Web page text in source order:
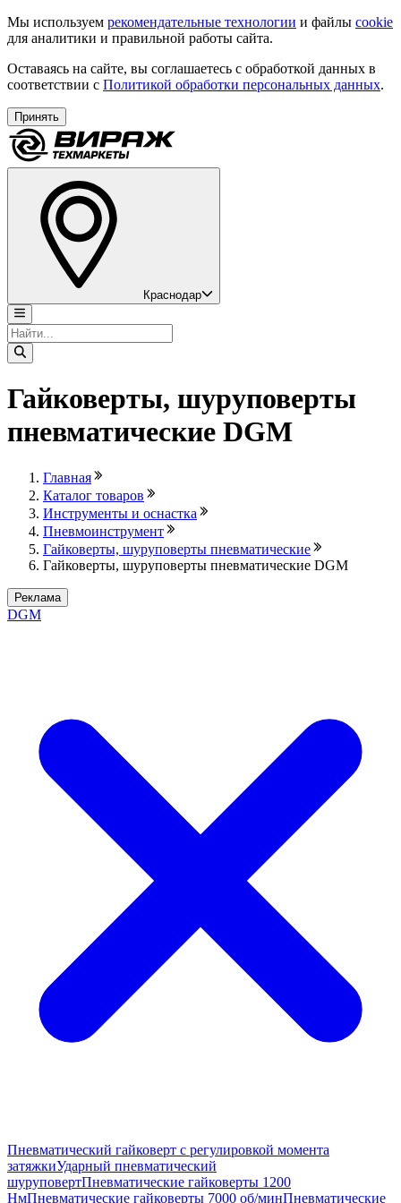
Мы используем рекомендательные технологии и файлы cookie
для аналитики и правильной работы сайта.
Оставаясь на сайте, вы соглашаетесь с обработкой данных в
соответствии с Политикой обработки персональных данных.
Принять
Краснодар
Гайковерты, шуруповерты
пневматические DGM
Главная
Каталог товаров
Инструменты и оснастка
Пневмоинструмент
Гайковерты, шуруповерты пневматические
Гайковерты, шуруповерты пневматические DGM
Реклама
DGM
Пневматический гайковерт с регулировкой момента
затяжкиУдарный пневматический
шуруповертПневматические гайковерты 1200
НмПневматические гайковерты 7000 об/минПневматические